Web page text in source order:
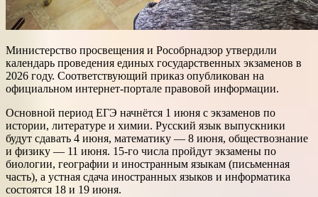
Министерство просвещения и Рособрнадзор утвердили
календарь проведения единых государственных экзаменов в
2026 году. Соответствующий приказ опубликован на
официальном интернет-портале правовой информации.
Основной период ЕГЭ начнётся 1 июня с экзаменов по
истории, литературе и химии. Русский язык выпускники
будут сдавать 4 июня, математику — 8 июня, обществознание
и физику — 11 июня. 15-го числа пройдут экзамены по
биологии, географии и иностранным языкам (письменная
часть), а устная сдача иностранных языков и информатика
состоятся 18 и 19 июня.